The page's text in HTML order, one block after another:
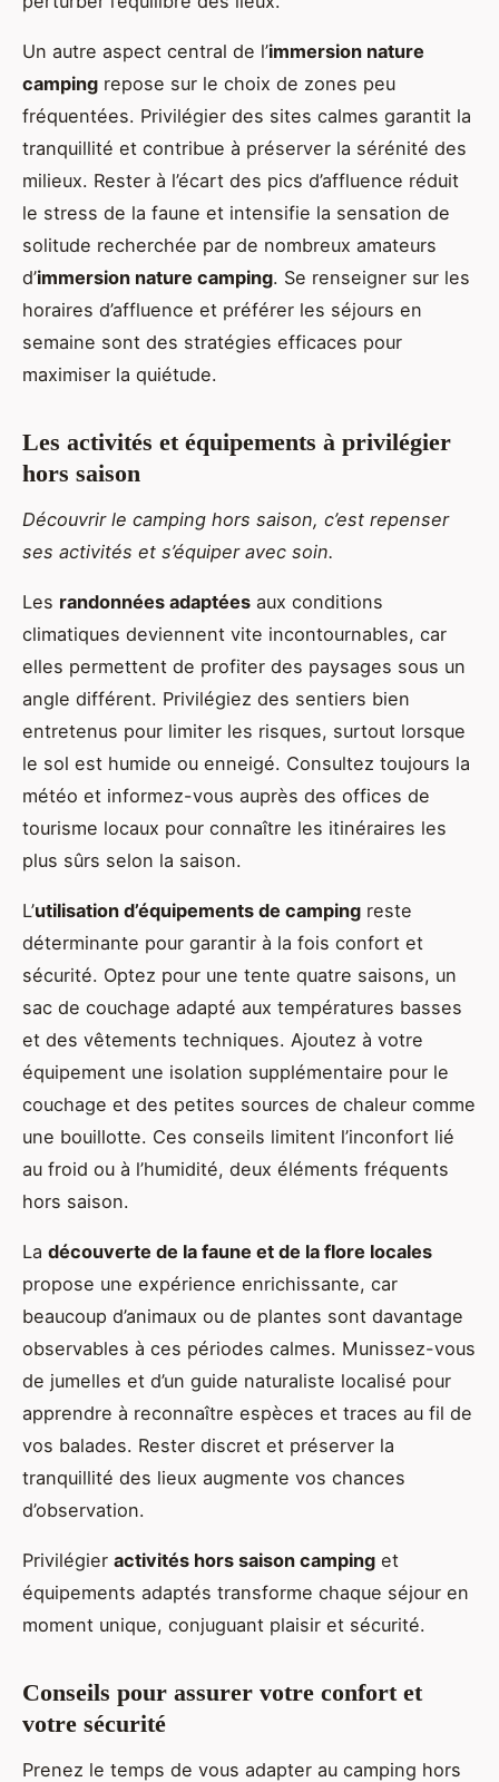
Un autre aspect central de l’immersion nature
camping repose sur le choix de zones peu
fréquentées. Privilégier des sites calmes garantit la
tranquillité et contribue à préserver la sérénité des
milieux. Rester à l’écart des pics d’affluence réduit
le stress de la faune et intensifie la sensation de
solitude recherchée par de nombreux amateurs
d’immersion nature camping. Se renseigner sur les
horaires d’affluence et préférer les séjours en
semaine sont des stratégies efficaces pour
maximiser la quiétude.
Les activités et équipements à privilégier
hors saison
Découvrir le camping hors saison, c’est repenser
ses activités et s’équiper avec soin.
Les randonnées adaptées aux conditions
climatiques deviennent vite incontournables, car
elles permettent de profiter des paysages sous un
angle différent. Privilégiez des sentiers bien
entretenus pour limiter les risques, surtout lorsque
le sol est humide ou enneigé. Consultez toujours la
météo et informez-vous auprès des offices de
tourisme locaux pour connaître les itinéraires les
plus sûrs selon la saison.
L’utilisation d’équipements de camping reste
déterminante pour garantir à la fois confort et
sécurité. Optez pour une tente quatre saisons, un
sac de couchage adapté aux températures basses
et des vêtements techniques. Ajoutez à votre
équipement une isolation supplémentaire pour le
couchage et des petites sources de chaleur comme
une bouillotte. Ces conseils limitent l’inconfort lié
au froid ou à l’humidité, deux éléments fréquents
hors saison.
La découverte de la faune et de la flore locales
propose une expérience enrichissante, car
beaucoup d’animaux ou de plantes sont davantage
observables à ces périodes calmes. Munissez-vous
de jumelles et d’un guide naturaliste localisé pour
apprendre à reconnaître espèces et traces au fil de
vos balades. Rester discret et préserver la
tranquillité des lieux augmente vos chances
d’observation.
Privilégier activités hors saison camping et
équipements adaptés transforme chaque séjour en
moment unique, conjuguant plaisir et sécurité.
Conseils pour assurer votre confort et
votre sécurité
Prenez le temps de vous adapter au camping hors